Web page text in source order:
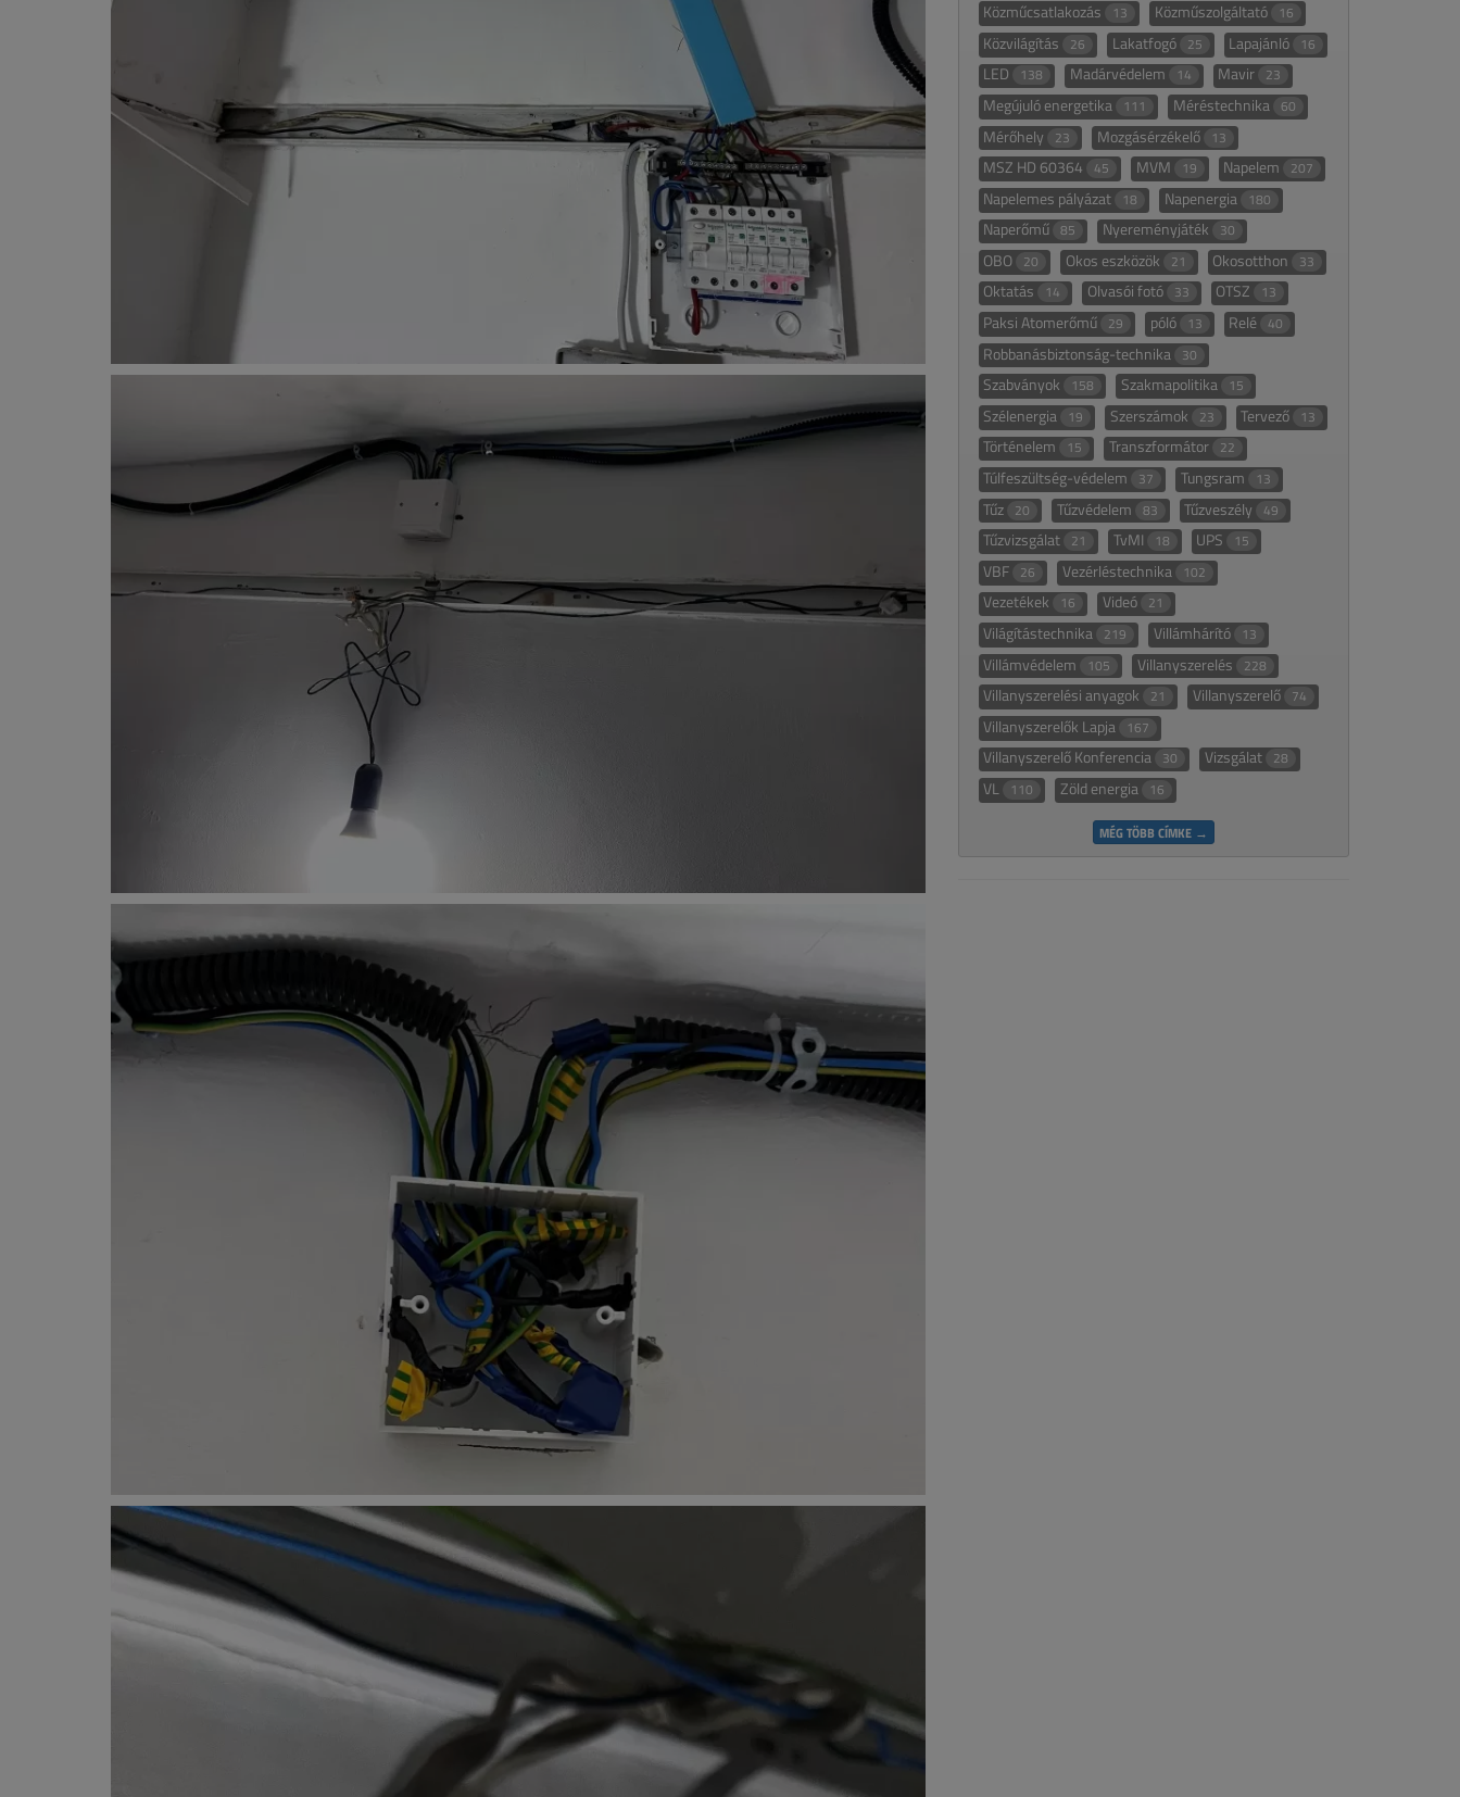
Közműcsatlakozás 13 Közműszolgáltató 16
Közvilágítás 26 Lakatfogó 25 Lapajánló 16
LED 138 Madárvédelem 14 Mavir 23
Megújuló energetika 111 Méréstechnika 60
Mérőhely 23 Mozgásérzékelő 13
MSZ HD 60364 45 MVM 19 Napelem 207
Napelemes pályázat 18 Napenergia 180
Naperőmű 85 Nyereményjáték 30
OBO 20 Okos eszközök 21 Okosotthon 33
Oktatás 14 Olvasói fotó 33 OTSZ 13
Paksi Atomerőmű 29 póló 13 Relé 40
Robbanásbiztonság-technika 30
Szabványok 158 Szakmapolitika 15
Szélenergia 19 Szerszámok 23 Tervező 13
Történelem 15 Transzformátor 22
Túlfeszültség-védelem 37 Tungsram 13
Tűz 20 Tűzvédelem 83 Tűzveszély 49
Tűzvizsgálat 21 TvMI 18 UPS 15
VBF 26 Vezérléstechnika 102
Vezetékek 16 Videó 21
Világítástechnika 219 Villámhárító 13
Villámvédelem 105 Villanyszerelés 228
Villanyszerelési anyagok 21 Villanyszerelő 74
Villanyszerelők Lapja 167
Villanyszerelő Konferencia 30 Vizsgálat 28
VL 110 Zöld energia 16
MÉG TÖBB CÍMKE →